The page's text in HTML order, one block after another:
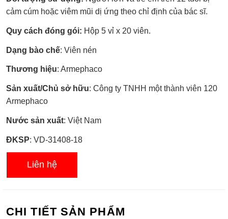
sao
cảm cúm hoặc viêm mũi dị ứng theo chỉ định của bác sĩ.
Quy cách đóng gói: Hộp 5 vỉ x 20 viên.
Dạng bào chế: Viên nén
Thương hiệu: Armephaco
Sản xuất/Chủ sở hữu: Công ty TNHH một thành viên 120
Armephaco
Nước sản xuất: Việt Nam
ĐKSP: VD-31408-18
Liên hệ
CHI TIẾT SẢN PHẨM